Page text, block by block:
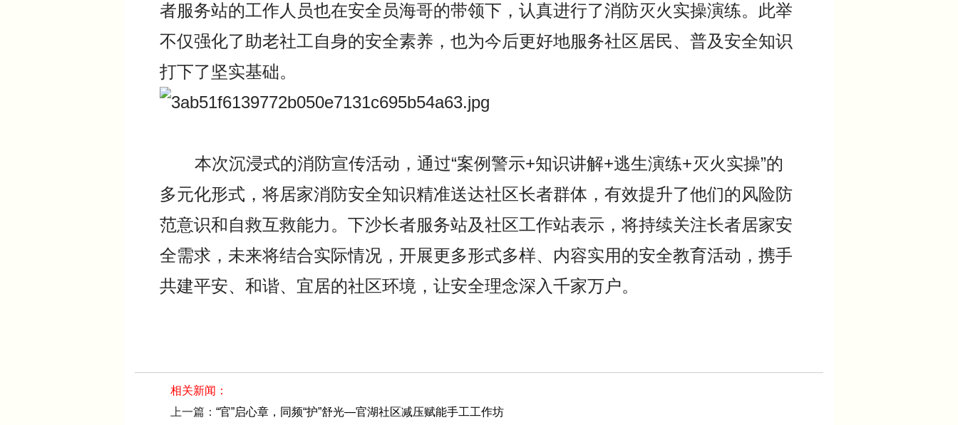
者服务站的工作人员也在安全员海哥的带领下，认真进行了消防灭火实操演练。此举
不仅强化了助老社工自身的安全素养，也为今后更好地服务社区居民、普及安全知识
打下了坚实基础。
本次沉浸式的消防宣传活动，通过“案例警示+知识讲解+逃生演练+灭火实操”的
多元化形式，将居家消防安全知识精准送达社区长者群体，有效提升了他们的风险防
范意识和自救互救能力。下沙长者服务站及社区工作站表示，将持续关注长者居家安
全需求，未来将结合实际情况，开展更多形式多样、内容实用的安全教育活动，携手
共建平安、和谐、宜居的社区环境，让安全理念深入千家万户。
相关新闻：
上一篇： “官”启心章，同频“护”舒光—官湖社区减压赋能手工工作坊